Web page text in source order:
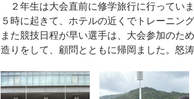
２年生は大会直前に修学旅行に行ってい
５時に起きて、ホテルの近くでトレーニン
また競技日程が早い選手は、大会参加のた
造りをして、顧問とともに帰岡ました。怒